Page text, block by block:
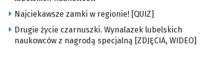
Najciekawsze zamki w regionie! [QUIZ]
Drugie życie czarnuszki. Wynalazek lubelskich
naukowców z nagrodą specjalną [ZDJĘCIA, WIDEO]